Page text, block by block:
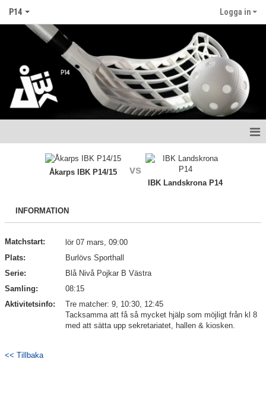
P14 Logga in
Truppen
Dokument
Åkarps IBK P14/15 vs
IBK Landskrona P14
INFORMATION
Matchstart:
lör 07 mars, 09:00
Plats:
Burlövs Sporthall
Serie:
Blå Nivå Pojkar B Västra
Samling:
08:15
Aktivitetsinfo:
Tre matcher: 9, 10:30, 12:45
Tacksamma att få så mycket hjälp som möjligt från kl 8
med att sätta upp sekretariatet, hallen & kiosken.
<< Tillbaka